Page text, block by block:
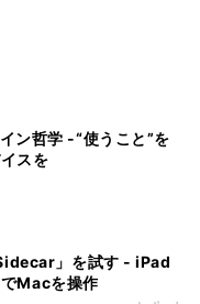
ン哲学 -“使うこと”を
スを
」を試す - iPad
Macを操作